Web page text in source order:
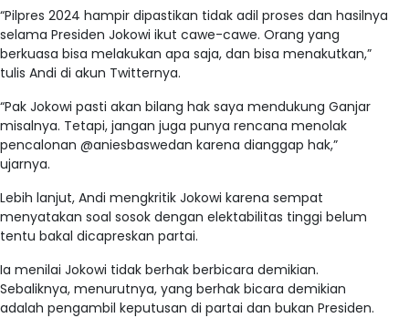
“Pilpres 2024 hampir dipastikan tidak adil proses dan hasilnya
selama Presiden Jokowi ikut cawe-cawe. Orang yang
berkuasa bisa melakukan apa saja, dan bisa menakutkan,”
tulis Andi di akun Twitternya.
“Pak Jokowi pasti akan bilang hak saya mendukung Ganjar
misalnya. Tetapi, jangan juga punya rencana menolak
pencalonan @aniesbaswedan karena dianggap hak,”
ujarnya.
Lebih lanjut, Andi mengkritik Jokowi karena sempat
menyatakan soal sosok dengan elektabilitas tinggi belum
tentu bakal dicapreskan partai.
Ia menilai Jokowi tidak berhak berbicara demikian.
Sebaliknya, menurutnya, yang berhak bicara demikian
adalah pengambil keputusan di partai dan bukan Presiden.